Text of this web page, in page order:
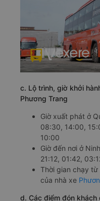
c. Lộ trình, giờ khởi
Phương Trang
Giờ xuất phát ở
08:30, 14:00,
10:00
Giờ đến nơi ở
21:12, 01:42,
Thời gian chạy từ
của nhà xe
d. Các điểm đón khách